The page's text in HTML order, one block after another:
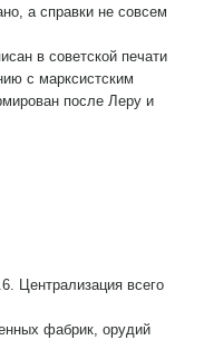
а справки не совсем
в советской печати
с марксистским
после Леру и
в 1844 году ему
молодого Маркса.
а только к
еще нигде не
что не написано
говорить по
Централизация всего
фабрик, орудий